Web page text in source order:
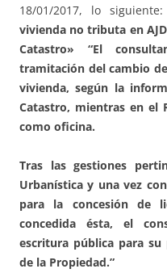
18/01/2017, lo
vivienda no tributa en
Catastro» “El
tramitación del cambio
vivienda, según la
Catastro, mientras en el
como oficina.
Tras las gestiones
Urbanística y una vez
para la concesión de
concedida ésta, el
escritura pública para
de la Propiedad.”